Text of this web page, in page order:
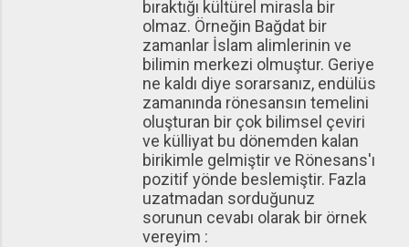
bıraktığı kültürel mirasla bir
olmaz. Örneğin Bağdat bir
zamanlar İslam alimlerinin ve
bilimin merkezi olmuştur. Geriye
ne kaldı diye sorarsanız, endülüs
zamanında rönesansın temelini
oluşturan bir çok bilimsel çeviri
ve külliyat bu dönemden kalan
birikimle gelmiştir ve Rönesans'ı
pozitif yönde beslemiştir. Fazla
uzatmadan sorduğunuz
sorunun cevabı olarak bir örnek
vereyim :